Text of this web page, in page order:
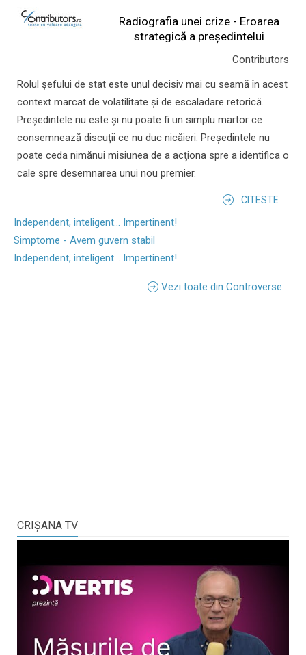
Radiografia unei crize - Eroarea
strategică a președintelui
Contributors
Rolul şefului de stat este unul decisiv mai cu seamă în acest
context marcat de volatilitate şi de escaladare retorică.
Preşedintele nu este şi nu poate fi un simplu martor ce
consemnează discuţii ce nu duc nicăieri. Preşedintele nu
poate ceda nimănui misiunea de a acţiona spre a identifica o
cale spre desemnarea unui nou premier.
CITESTE
Independent, inteligent... Impertinent!
Simptome - Avem guvern stabil
Independent, inteligent... Impertinent!
Vezi toate din Controverse
CRIŞANA TV